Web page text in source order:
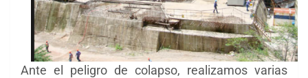
Ante el peligro de colapso, realizamos varias